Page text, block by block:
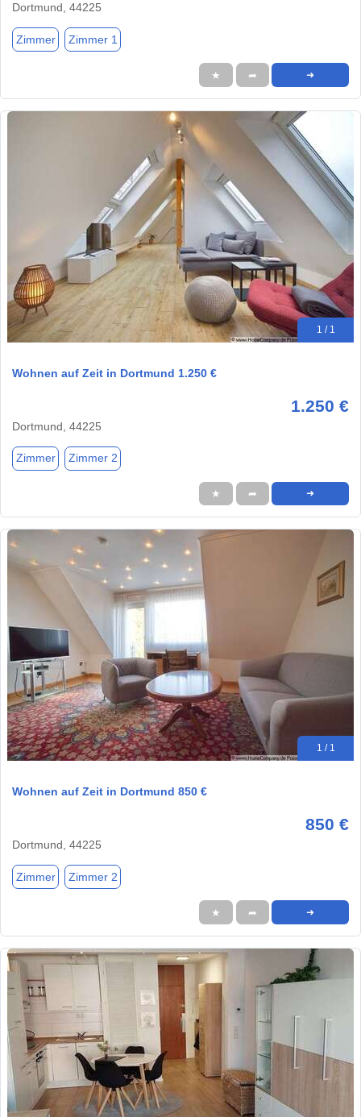
Dortmund, 44225
Zimmer Zimmer 1
★ ➦ ➜
1 / 1
Wohnen auf Zeit in Dortmund 1.250 €
1.250 €
Dortmund, 44225
Zimmer Zimmer 2
★ ➦ ➜
1 / 1
Wohnen auf Zeit in Dortmund 850 €
850 €
Dortmund, 44225
Zimmer Zimmer 2
★ ➦ ➜